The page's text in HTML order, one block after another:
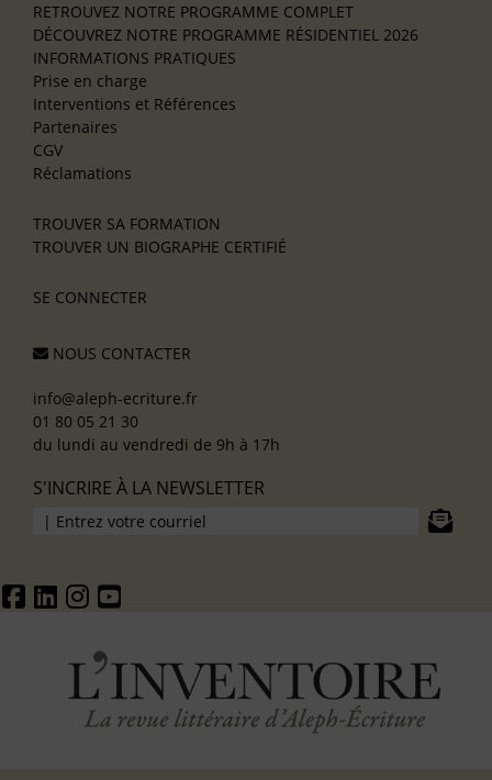
RETROUVEZ NOTRE PROGRAMME COMPLET
DÉCOUVREZ NOTRE PROGRAMME RÉSIDENTIEL 2026
INFORMATIONS PRATIQUES
Prise en charge
Interventions et Références
Partenaires
CGV
Réclamations
TROUVER SA FORMATION
TROUVER UN BIOGRAPHE CERTIFIÉ
SE CONNECTER
NOUS CONTACTER
info@aleph-ecriture.fr
01 80 05 21 30
du lundi au vendredi de 9h à 17h
S'INCRIRE À LA NEWSLETTER